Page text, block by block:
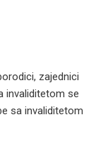
zajednici
invaliditetom se
sa invaliditetom